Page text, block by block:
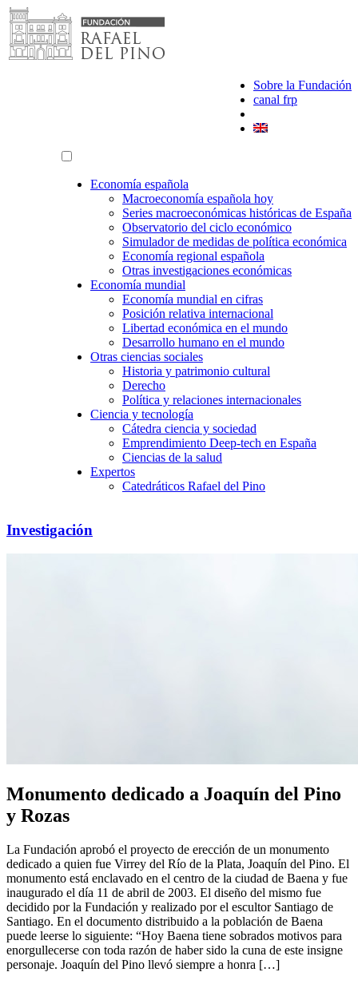
Saltar
al
contenido
Sobre la Fundación
canal frp
Economía española
Macroeconomía española hoy
Series macroeconómicas históricas de España
Observatorio del ciclo económico
Simulador de medidas de política económica
Economía regional española
Otras investigaciones económicas
Economía mundial
Economía mundial en cifras
Posición relativa internacional
Libertad económica en el mundo
Desarrollo humano en el mundo
Otras ciencias sociales
Historia y patrimonio cultural
Derecho
Política y relaciones internacionales
Ciencia y tecnología
Cátedra ciencia y sociedad
Emprendimiento Deep-tech en España
Ciencias de la salud
Expertos
Catedráticos Rafael del Pino
Investigación
Monumento dedicado a Joaquín del Pino
y Rozas
La Fundación aprobó el proyecto de erección de un monumento
dedicado a quien fue Virrey del Río de la Plata, Joaquín del Pino. El
monumento está enclavado en el centro de la ciudad de Baena y fue
inaugurado el día 11 de abril de 2003. El diseño del mismo fue
decidido por la Fundación y realizado por el escultor Santiago de
Santiago. En el documento distribuido a la población de Baena
puede leerse lo siguiente: “Hoy Baena tiene sobrados motivos para
enorgullecerse con toda razón de haber sido la cuna de este insigne
personaje. Joaquín del Pino llevó siempre a honra […]